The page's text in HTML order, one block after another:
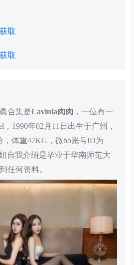
取
取
合集是Lavinia肉肉 ，一位有一
1990年02月11日出生于广州，
，体重47KG，微bo账号ID为
自我介绍是毕业于华南师范大
任何资料。